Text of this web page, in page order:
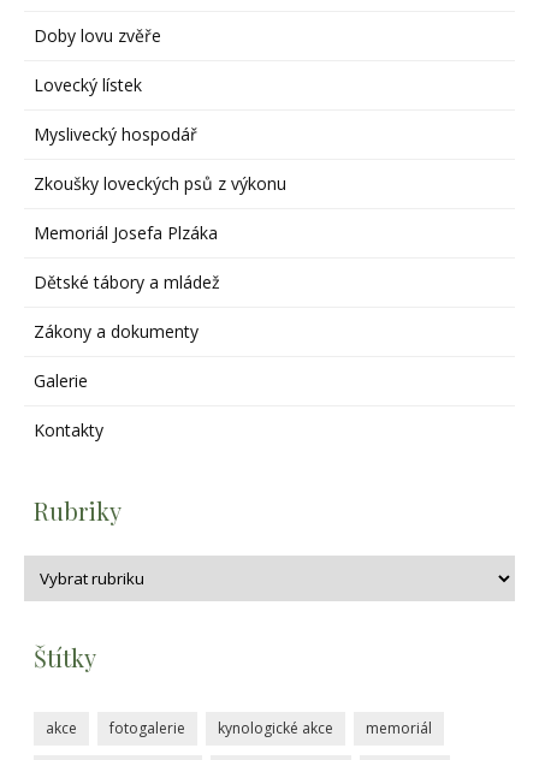
Doby lovu zvěře
Lovecký lístek
Myslivecký hospodář
Zkoušky loveckých psů z výkonu
Memoriál Josefa Plzáka
Dětské tábory a mládež
Zákony a dokumenty
Galerie
Kontakty
Rubriky
Štítky
akce fotogalerie kynologické akce memoriál